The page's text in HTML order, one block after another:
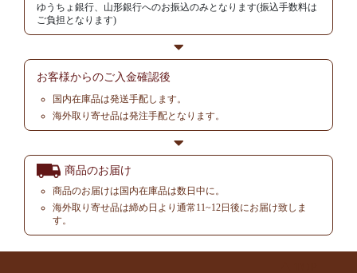
ゆうちょ銀行、山形銀行へのお振込のみとなります(振込手数料は
ご負担となります)
お客様からのご入金確認後
国内在庫品は発送手配します。
海外取り寄せ品は発注手配となります。
商品のお届け
商品のお届けは国内在庫品は数日中に。
海外取り寄せ品は締め日より通常11~12日後にお届け致しま
す。